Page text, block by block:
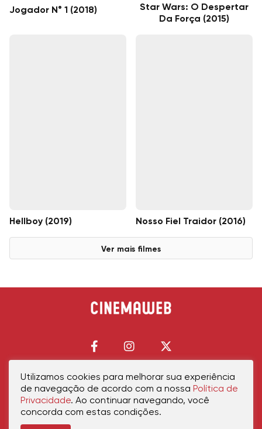
Jogador N° 1 (2018)
Star Wars: O Despertar
Da Força (2015)
Hellboy (2019) Nosso Fiel Traidor (2016)
Ver mais filmes
Início Política de PrivacidadePolítica de CookiesContatoSobre Nós
Utilizamos cookies para melhorar sua experiência
de navegação de acordo com a nossa Política de
Privacidade. Ao continuar navegando, você
concorda com estas condições.